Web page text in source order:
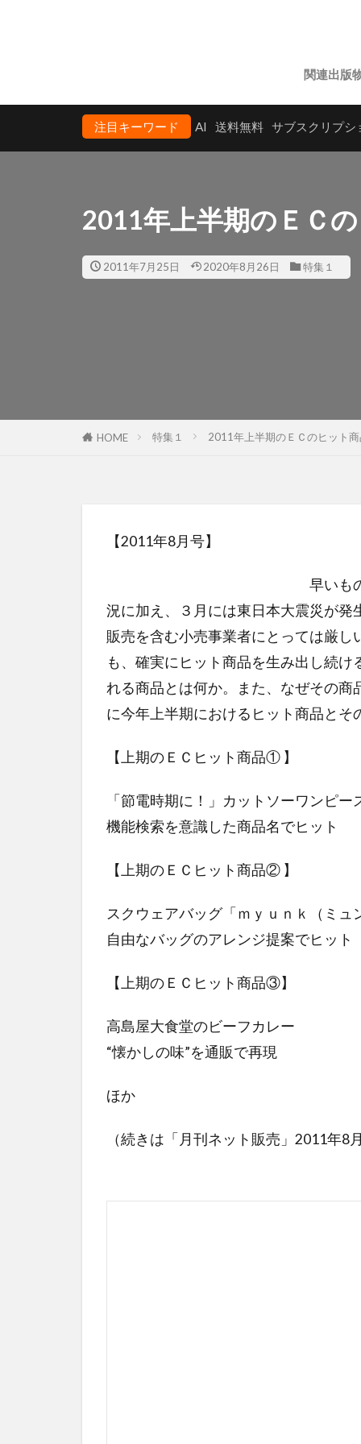
関連出版
注目キーワード AI 送料無料 サブスクリプシ
2011年上半期のＥＣ
2011年7月25日 2020年8月26日 特集１
HOME 特集１ 2011年上半期のＥＣのヒット
【2011年8月号】
早いも
況に加え、３月には東日本大震災が
販売を含む小売事業者にとっては厳
も、確実にヒット商品を生み出し続
れる商品とは何か。また、なぜその
に今年上半期におけるヒット商品とそ
【上期のＥＣヒット商品① 】
「節電時期に！」カットソーワンピー
機能検索を意識した商品名でヒット
【上期のＥＣヒット商品② 】
スクウェアバッグ「ｍｙｕｎｋ（ミュ
自由なバッグのアレンジ提案でヒット
【上期のＥＣヒット商品③】
高島屋大食堂のビーフカレー
“懐かしの味”を通販で再現
ほか
（続きは「月刊ネット販売」2011年